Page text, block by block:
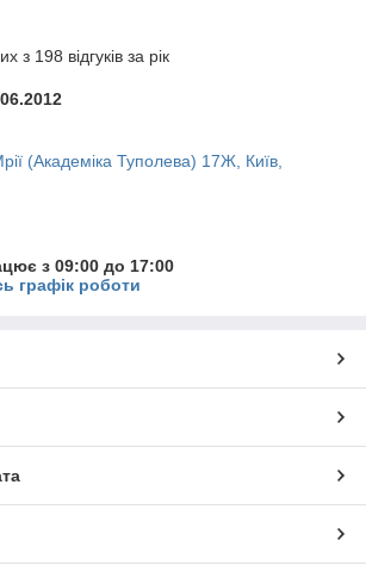
з 198 відгуків за рік
(Академіка Туполева) 17Ж, Київ,
з 09:00 до 17:00
графік роботи